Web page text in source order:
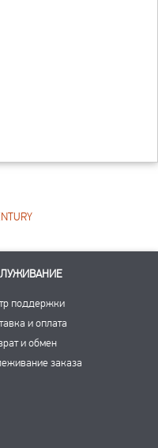
поддержки
и оплата
и обмен
заказа